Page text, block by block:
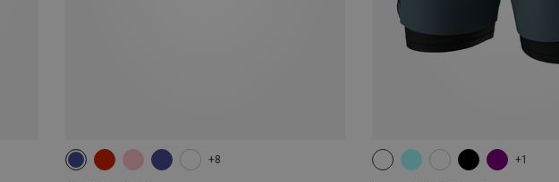
+8 +1
XS S M XL